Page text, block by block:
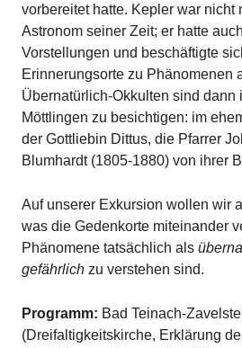
vorbereitet hatte. Kepler war nicht
Astronom seiner Zeit; er hatte
Vorstellungen und beschäftigte
Erinnerungsorte zu Phänomenen
Übernatürlich-Okkulten sind dann
Möttlingen zu besichtigen: im
der Gottliebin Dittus, die Pfarrer
Blumhardt (1805-1880) von ihrer
Auf unserer Exkursion wollen wir
was die Gedenkorte miteinander
Phänomene tatsächlich als
gefährlich zu verstehen sind.
Programm: Bad Teinach-
(Dreifaltigkeitskirche, Erklärung